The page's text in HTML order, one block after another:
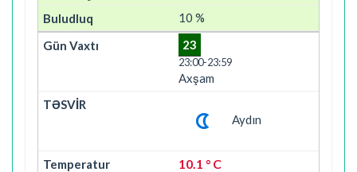
10 %
23
23:00-23:59
Axşam
Aydın
10.1 ° C